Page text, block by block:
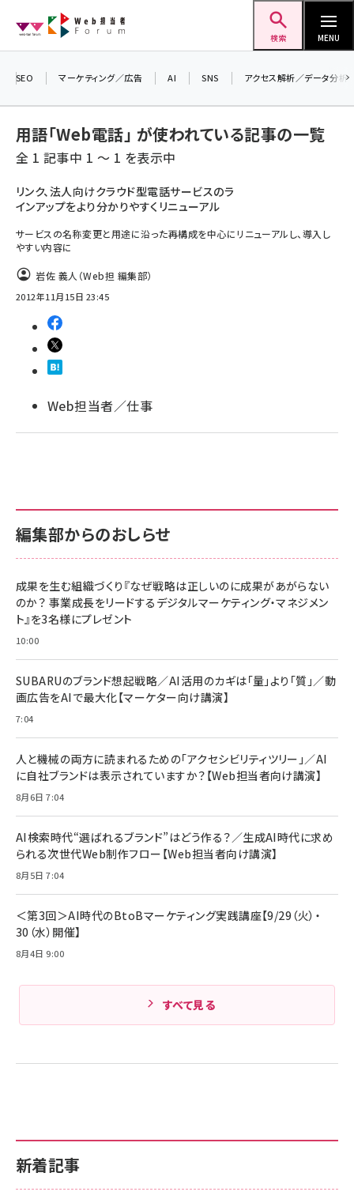
ン
検索 MENU
ai (2804)
youtube (2431)
セミナー (2306)
z世代 (1622)
meo (1275)
SEO マーケティング／広告 AI SNS アクセス解析／データ分析
用語「Web電話」 が使われている記事の一覧
全 1 記事中 1 ～ 1 を表示中
リンク、法人向けクラウド型電話サービスのラ
インアップをより分かりやすくリニューアル
サービスの名称変更と用途に沿った再構成を中心にリニューアルし、導入し
やすい内容に
岩佐 義人（Web担 編集部）
2012年11月15日 23:45
Web担当者／仕事
新着記事
編集部からのおしらせ
成果を生む組織づくり『なぜ戦略は正しいのに成果があがらない
のか？ 事業成長をリードするデジタルマーケティング・マネジメン
ト』を3名様にプレゼント
10:00
SUBARUのブランド想起戦略／AI活用のカギは「量」より「質」／動
画広告をAIで最大化【マーケター向け講演】
7:04
人と機械の両方に読まれるための「アクセシビリティツリー」／AI
に自社ブランドは表示されていますか？【Web担当者向け講演】
8月6日 7:04
AI検索時代“選ばれるブランド”はどう作る？／生成AI時代に求め
られる次世代Web制作フロー【Web担当者向け講演】
8月5日 7:04
＜第3回＞AI時代のBtoBマーケティング実践講座【9/29（火）・
30（水）開催】
8月4日 9:00
すべて見る